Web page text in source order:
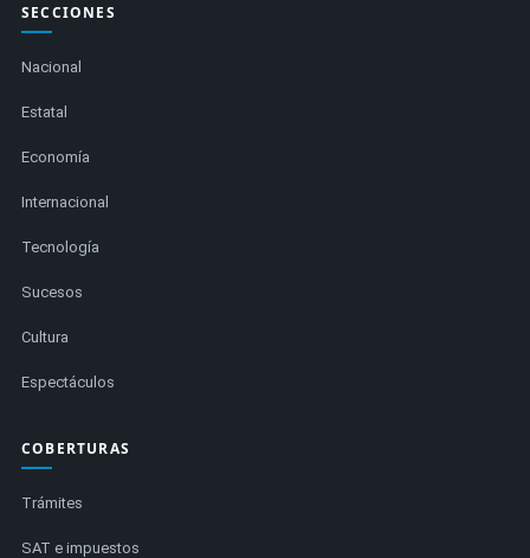
SECCIONES
Nacional
Estatal
Economía
Internacional
Tecnología
Sucesos
Cultura
Espectáculos
COBERTURAS
Trámites
SAT e impuestos